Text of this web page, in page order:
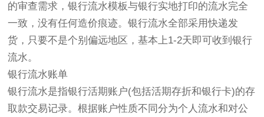
的审查需求，银行流水模板与银行实地打印的流水完全
一致，没有任何造价痕迹。银行流水全部采用快递发
货，只要不是个别偏远地区，基本上1-2天即可收到银行
流水。
银行流水账单
银行流水是指银行活期账户(包括活期存折和银行卡)的存
取款交易记录。根据账户性质不同分为个人流水和对公